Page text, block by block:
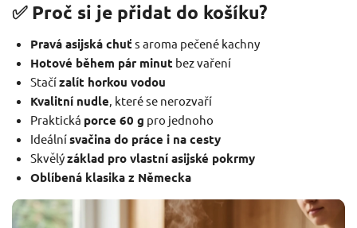
✅ Proč si je přidat do košíku?
Pravá asijská chuť s aroma pečené kachny
Hotové během pár minut bez vaření
Stačízalít horkou vodou
Kvalitní nudle , které se nerozvaří
Praktická porce 60 g pro jednoho
Ideálnísvačina do práce i na cesty
Skvělýzáklad pro vlastní asijské pokrmy
Oblíbená klasika z Německa